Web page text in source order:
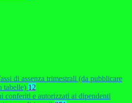
di assenza trimestrali (da pubblicare
tabelle) 12
conferiti e autorizzati ai dipendenti